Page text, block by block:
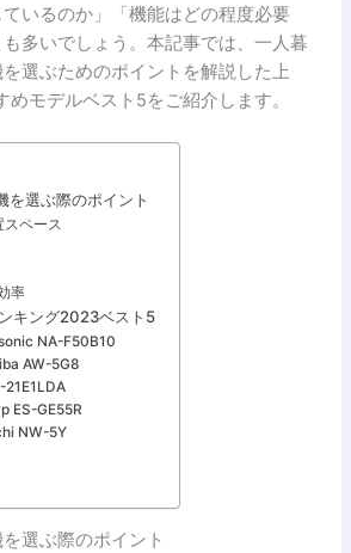
ているのか」「機能はどの程度必要
多いでしょう。本記事では、一人暮
選ぶためのポイントを解説した上
モデルベスト5をご紹介します。
を選ぶ際のポイント
スペース
率
キング2023ベスト5
NA-F50B10
AW-5G8
21E1LDA
ES-GE55R
NW-5Y
選ぶ際のポイント